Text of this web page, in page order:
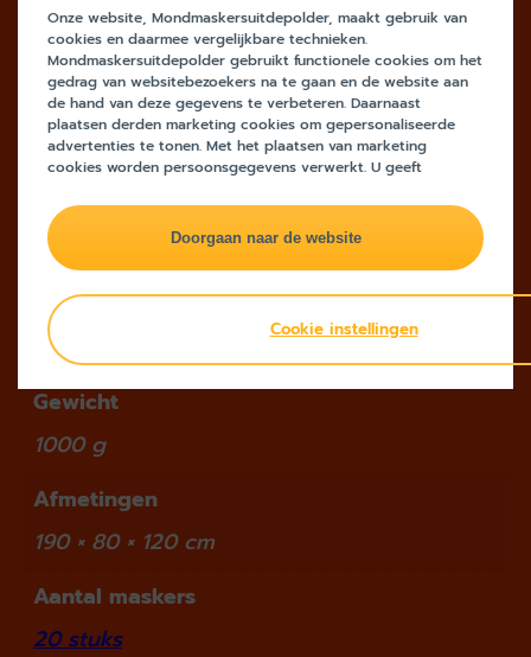
Uitverkocht
SKU:NM20BLWEB Categorie:Mondmaskers
Aanvullende informatie
Beoordelingen (0)
Aanvullende informatie
Gewicht
1000 g
Afmetingen
190 × 80 × 120 cm
Aantal maskers
20 stuks
Onze website, Mondmaskersuitdepolder, maakt gebruik van
cookies en daarmee vergelijkbare technieken.
Mondmaskersuitdepolder gebruikt functionele cookies om het
gedrag van websitebezoekers na te gaan en de website aan
de hand van deze gegevens te verbeteren. Daarnaast
plaatsen derden marketing cookies om gepersonaliseerde
advertenties te tonen. Met het plaatsen van marketing
cookies worden persoonsgegevens verwerkt. U geeft
naar de website' klikt. Wilt u niet alle cookies accepteren?
Dan kunt u dit op ieder moment aanpassen in de
Lees voor meer informatie onze
Cookie instellingen